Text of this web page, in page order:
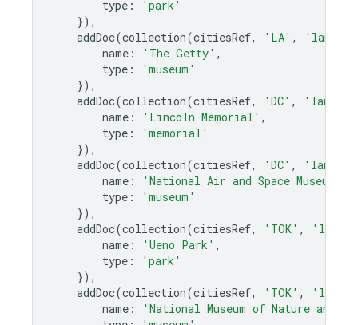
type :
'park'
}),
addDoc(collection(citiesRef, 'LA' ,
name : 'The Getty' ,
type :
'museum'
}),
addDoc(collection(citiesRef, 'DC' ,
name : 'Lincoln Memorial' ,
type :
'memorial'
}),
addDoc(collection(citiesRef, 'DC' ,
name : 'National Air and Space Museum'
type :
'museum'
}),
addDoc(collection(citiesRef, 'TOK' ,
name : 'Ueno Park' ,
type :
'park'
}),
addDoc(collection(citiesRef, 'TOK' ,
name :
'National Museum of Nature and